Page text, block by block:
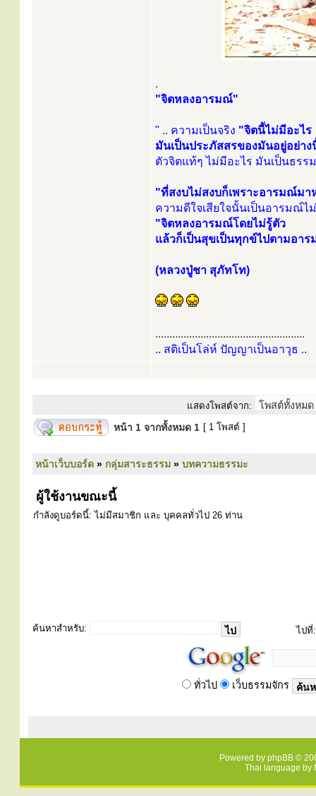
.
"จิตหลงอารมณ์"
" .. ความเป็นจริง "จิตนี้ไม่มีอะไร
มันเป็นประภัสสรของมันอยู่อย่าง
ตัวจิตแท้ๆ ไม่มีอะไร มันเป็นธรร
"ที่สงบไม่สงบก็เพราะอารมณ์มา
ความดีใจเสียใจนั้นเป็นอารมณ์ไ
"จิตหลงอารมณ์โดยไม่รู้ตัว
แล้วก็เป็นสุขเป็นทุกข์ไปตามอา
(หลวงปู่ชา สุภัทโท)
.....................................................
.. สติเป็นโล่ห์ ปัญญาเป็นอาวุธ ..
แสดงโพสต์จาก:
หน้า 1 จากทั้งหมด 1 [ 1 โพสต์ ]
หน้าเว็บบอร์ด » กลุ่มสาระธรรม » บทความธรรมะ
ผู้ใช้งานขณะนี้
กำลังดูบอร์ดนี้: ไม่มีสมาชิก และ บุคคลทั่วไป 26 ท่าน
ค้นหาสำหรับ: ไปที่:
ทั่วไป เว็บธรรมจักร
Powered by phpBB ©
Thai language by